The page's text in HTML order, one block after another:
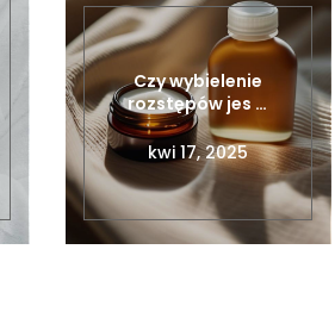
Czy wybielenie
rozstępów jes …
kwi 17, 2025